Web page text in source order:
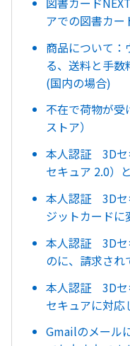
アでの図書カー
商品について
る、送料と手数
(国内の場合)
不在で荷物が受
ストア）
本人認証 3Dセ
セキュア 2.0）
本人認証 3Dセ
ジットカードに
本人認証 3Dセ
のに、請求され
本人認証 3Dセ
セキュアに対応
Gmailのメール